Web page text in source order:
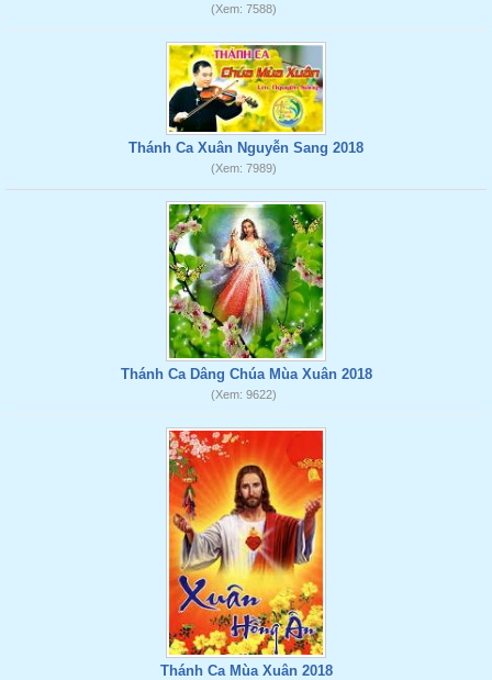
(Xem: 7588)
Thánh Ca Xuân Nguyễn Sang 2018
(Xem: 7989)
Thánh Ca Dâng Chúa Mùa Xuân 2018
(Xem: 9622)
Thánh Ca Mùa Xuân 2018